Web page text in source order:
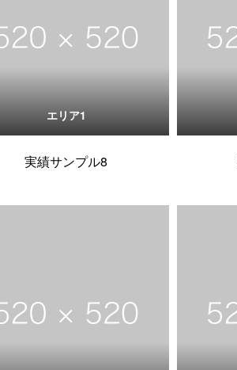
エリア1
実績サンプル8